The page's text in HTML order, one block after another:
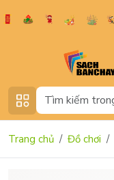
Trang chủ Đồ chơi